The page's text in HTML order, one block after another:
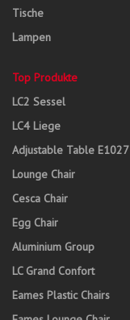
Tische
Lampen
Top Produkte
LC2 Sessel
LC4 Liege
Adjustable Table E1027
Lounge Chair
Cesca Chair
Egg Chair
Aluminium Group
LC Grand Confort
Eames Plastic Chairs